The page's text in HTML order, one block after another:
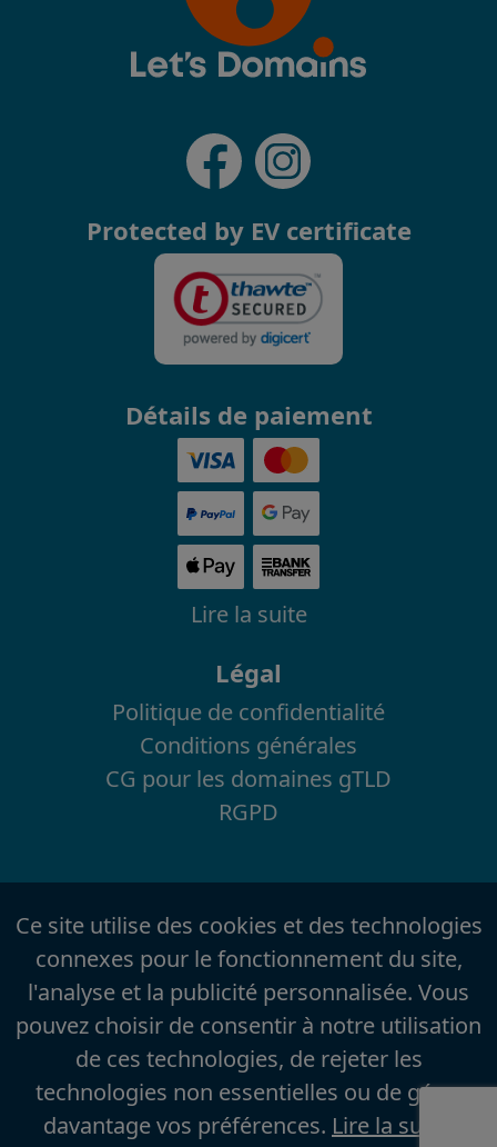
Protected by EV certificate
Détails de paiement
Lire la suite
Légal
Politique de confidentialité
Conditions générales
CG pour les domaines gTLD
RGPD
Ce site utilise des cookies et des technologies
connexes pour le fonctionnement du site,
l'analyse et la publicité personnalisée. Vous
pouvez choisir de consentir à notre utilisation
de ces technologies, de rejeter les
technologies non essentielles ou de gérer
davantage vos préférences. Lire la suite